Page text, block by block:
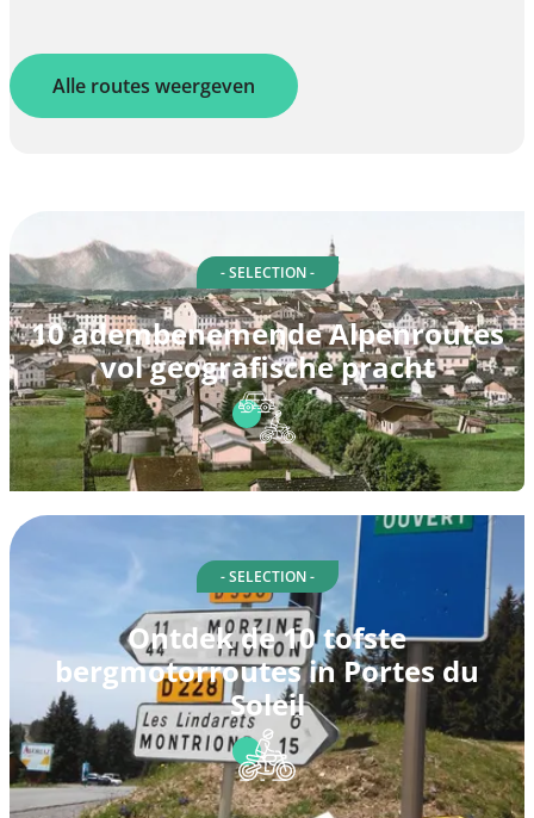
Alle routes weergeven
- SELECTION -
10 adembenemende Alpenroutes
vol geografische pracht
- SELECTION -
Ontdek de 10 tofste
bergmotorroutes in Portes du
Soleil